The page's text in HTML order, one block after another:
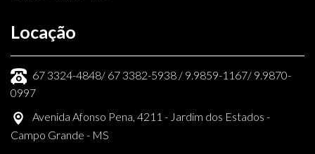
Locação
67 3324-4848/ 67 3382-5938 / 9.9859-1167/ 9.9870-
0997
Avenida Afonso Pena, 4211 - Jardim dos Estados -
Campo Grande - MS